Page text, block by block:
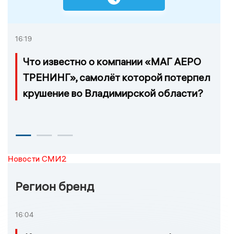
16:19
Что известно о компании «МАГ АЕРО
ТРЕНИНГ», самолёт которой потерпел
крушение во Владимирской области?
Новости СМИ2
Регион бренд
16:04